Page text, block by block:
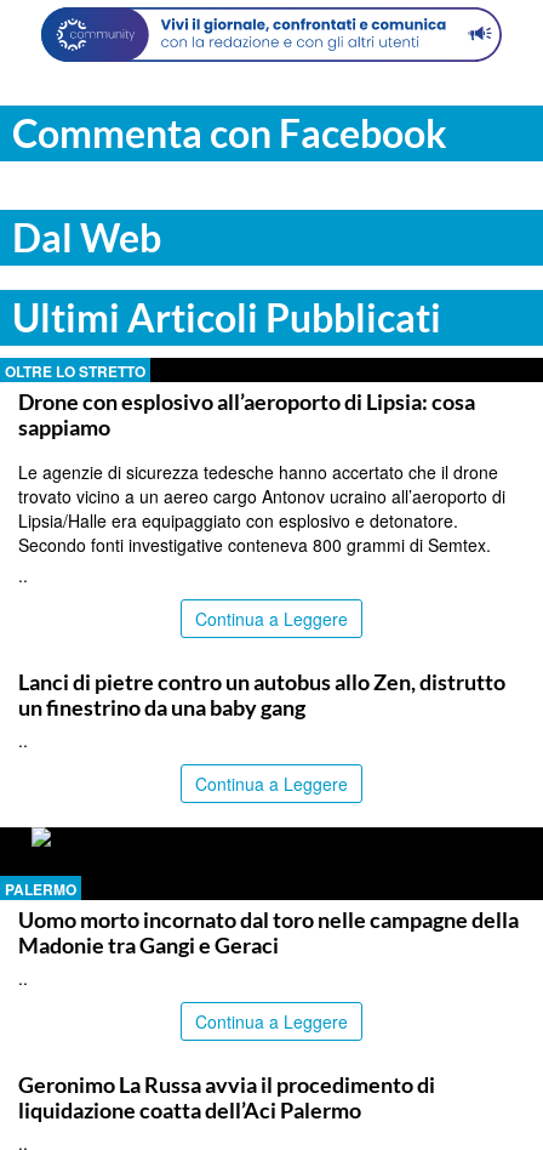
Commenta con Facebook
Dal Web
Ultimi Articoli Pubblicati
OLTRE LO STRETTO
Drone con esplosivo all’aeroporto di Lipsia: cosa
sappiamo
Le agenzie di sicurezza tedesche hanno accertato che il drone
trovato vicino a un aereo cargo Antonov ucraino all’aeroporto di
Lipsia/Halle era equipaggiato con esplosivo e detonatore.
Secondo fonti investigative conteneva 800 grammi di Semtex.
..
Continua a Leggere
Lanci di pietre contro un autobus allo Zen, distrutto
un finestrino da una baby gang
..
Continua a Leggere
PALERMO
Uomo morto incornato dal toro nelle campagne della
Madonie tra Gangi e Geraci
..
Continua a Leggere
Geronimo La Russa avvia il procedimento di
liquidazione coatta dell’Aci Palermo
..